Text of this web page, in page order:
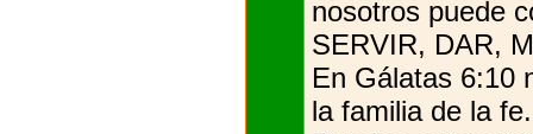
nosotros puede
SERVIR, DAR,
En Gálatas 6:10
la familia de la fe.